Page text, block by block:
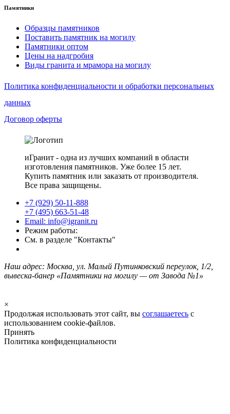
Памятники
Образцы памятников
Поставить памятник на могилу
Памятники оптом
Цены на надгробия
Виды гранита и мрамора на могилу
Политика конфиденциальности и обработки персональных
данных
Договор оферты
иГранит - одна из лучших компаний в области
изготовления памятников. Уже более 15 лет.
Купить памятник или заказать от производителя.
Все права защищены.
+7 (929) 50-11-888
+7 (495) 663-51-48
Email: info@igranit.ru
Режим работы:
См. в разделе "Контакты"
Наш адрес: Москва, ул. Малый Путинковский переулок, 1/2,
вывеска-банер «Памятники на могилу — от Завода №1»
×
Продолжая использовать этот сайт, вы соглашаетесь с
использованием cookie-файлов.
Принять
Политика конфиденциальности